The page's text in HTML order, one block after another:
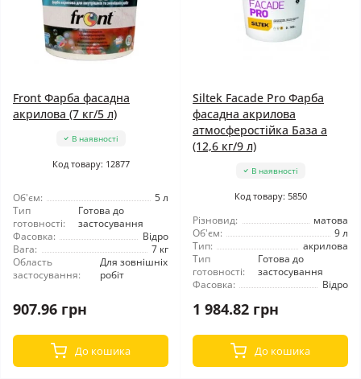
Front Фарба фасадна
акрилова (7 кг/5 л)
В наявності
Код товару: 12877
Об'єм:
5 л
Тип
готовності:
Готова до
застосування
Фасовка:
Відро
Вага:
7 кг
Область
застосування:
Для зовнішніх
робіт
907.96 грн
До кошика
Siltek Facade Pro Фарба
фасадна акрилова
атмосферостійка База а
(12,6 кг/9 л)
В наявності
Код товару: 5850
Різновид:
матова
Об'єм:
9 л
Тип:
акрилова
Тип
готовності:
Готова до
застосування
Фасовка:
Відро
1 984.82 грн
До кошика